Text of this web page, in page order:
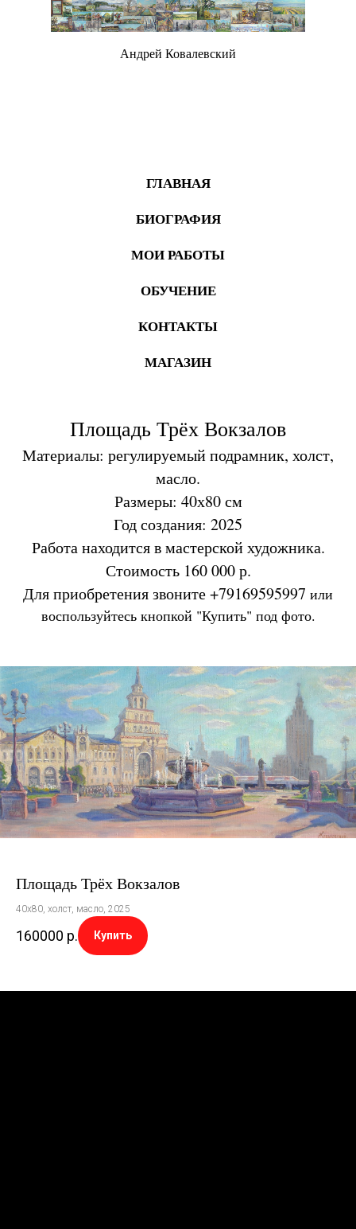
Андрей Ковалевский
ГЛАВНАЯ
БИОГРАФИЯ
МОИ РАБОТЫ
ОБУЧЕНИЕ
КОНТАКТЫ
МАГАЗИН
Площадь Трёх Вокзалов
Материалы: регулируемый подрамник, холст,
масло.
Размеры: 40х80 см
Год создания: 2025
Работа находится в мастерской художника.
Стоимость 160 000 р.
Для приобретения звоните +79169595997 или
воспользуйтесь кнопкой "Купить" под фото.
Площадь Трёх Вокзалов
40х80, холст, масло, 2025
160000 р. Купить